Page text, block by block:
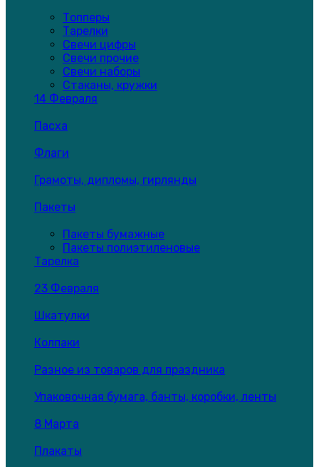
Топперы
Тарелки
Свечи цифры
Свечи прочие
Свечи наборы
Стаканы, кружки
14 Февраля
Пасха
Флаги
Грамоты, дипломы, гирлянды
Пакеты
Пакеты бумажные
Пакеты полиэтиленовые
Тарелка
23 Февраля
Шкатулки
Колпаки
Разное из товаров для праздника
Упаковочная бумага, банты, коробки, ленты
8 Марта
Плакаты